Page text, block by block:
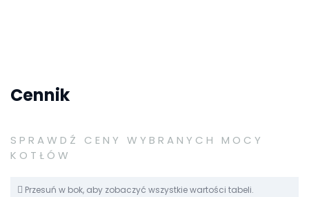
Cennik
SPRAWDŹ CENY WYBRANYCH MOCY
KOTŁÓW
Przesuń w bok, aby zobaczyć wszystkie wartości tabeli.